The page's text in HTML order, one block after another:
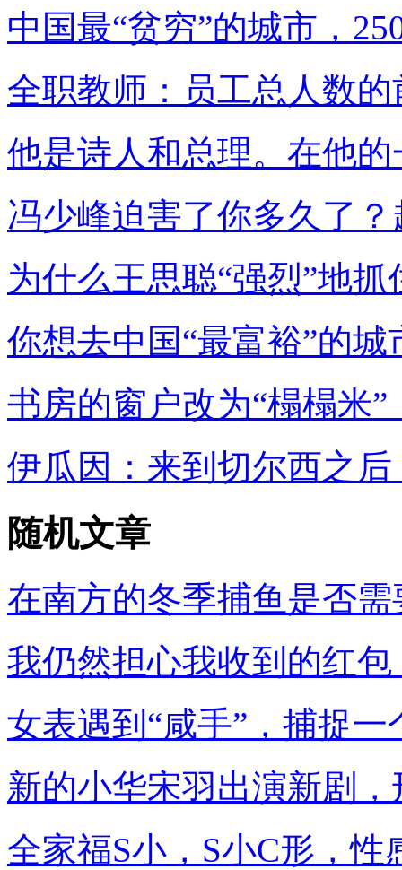
中国最“贫穷”的城市，
全职教师：员工总人数
他是诗人和总理。在他
冯少峰迫害了你多久了
为什么王思聪“强烈”地
你想去中国“最富裕”的
书房的窗户改为“榻榻米
伊瓜因：来到切尔西之
随机文章
在南方的冬季捕鱼是否
我仍然担心我收到的红
女表遇到“咸手”，捕捉
新的小华宋羽出演新剧
全家福S小，S小C形，